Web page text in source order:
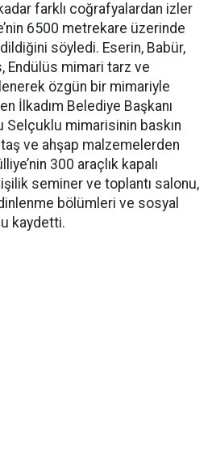
farklı coğrafyalardan izler
6500 metrekare üzerinde
söyledi. Eserin, Babür,
Endülüs mimari tarz ve
özgün bir mimariyle
İlkadım Belediye Başkanı
Selçuklu mimarisinin baskın
taş ve ahşap malzemelerden
300 araçlık kapalı
seminer ve toplantı salonu,
bölümleri ve sosyal
kaydetti.